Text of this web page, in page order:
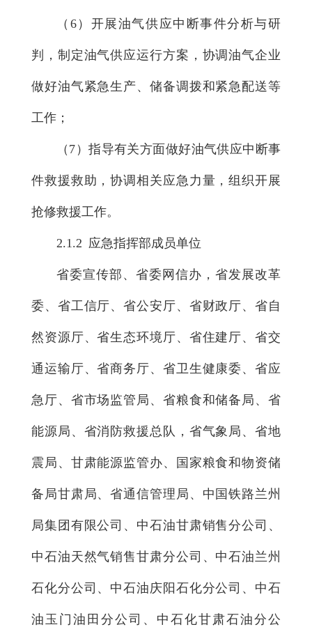
（6）开展油气供应中断事件分析与研
判，制定油气供应运行方案，协调油气企业
做好油气紧急生产、储备调拨和紧急配送等
工作；
（7）指导有关方面做好油气供应中断事
件救援救助，协调相关应急力量，组织开展
抢修救援工作。
2.1.2 应急指挥部成员单位
省委宣传部、省委网信办，省发展改革
委、省工信厅、省公安厅、省财政厅、省自
然资源厅、省生态环境厅、省住建厅、省交
通运输厅、省商务厅、省卫生健康委、省应
急厅、省市场监管局、省粮食和储备局、省
能源局、省消防救援总队，省气象局、省地
震局、甘肃能源监管办、国家粮食和物资储
备局甘肃局、省通信管理局、中国铁路兰州
局集团有限公司、中石油甘肃销售分公司、
中石油天然气销售甘肃分公司、中石油兰州
石化分公司、中石油庆阳石化分公司、中石
油玉门油田分公司、中石化甘肃石油分公